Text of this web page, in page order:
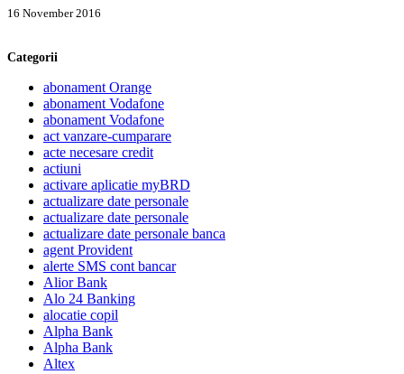
16 November 2016
Categorii
abonament Orange
abonament Vodafone
abonament Vodafone
act vanzare-cumparare
acte necesare credit
actiuni
activare aplicatie myBRD
actualizare date personale
actualizare date personale
actualizare date personale banca
agent Provident
alerte SMS cont bancar
Alior Bank
Alo 24 Banking
alocatie copil
Alpha Bank
Alpha Bank
Altex